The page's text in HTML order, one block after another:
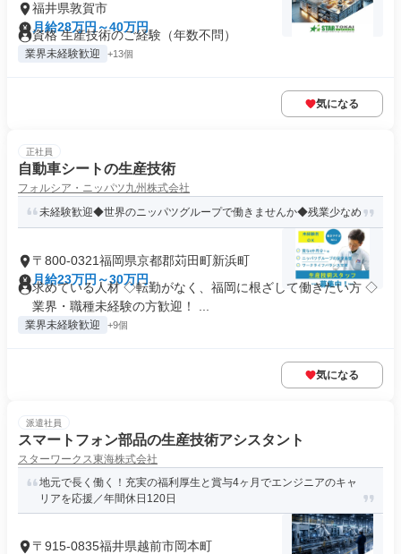
福井県敦賀市
月給28万円～40万円
資格 生産技術のご経験（年数不問）
業界未経験歓迎 +13個
気になる
正社員
自動車シートの生産技術
フォルシア・ニッパツ九州株式会社
未経験歓迎◆世界のニッパツグループで働きませんか◆残業少なめ
〒800-0321福岡県京都郡苅田町新浜町
月給23万円～30万円
求めている人材 ◇転勤がなく、福岡に根ざして働きたい方 ◇
業界・職種未経験の方歓迎！ ...
業界未経験歓迎 +9個
気になる
派遣社員
スマートフォン部品の生産技術アシスタント
スターワークス東海株式会社
地元で長く働く！充実の福利厚生と賞与4ヶ月でエンジニアのキャ
リアを応援／年間休日120日
〒915-0835福井県越前市岡本町